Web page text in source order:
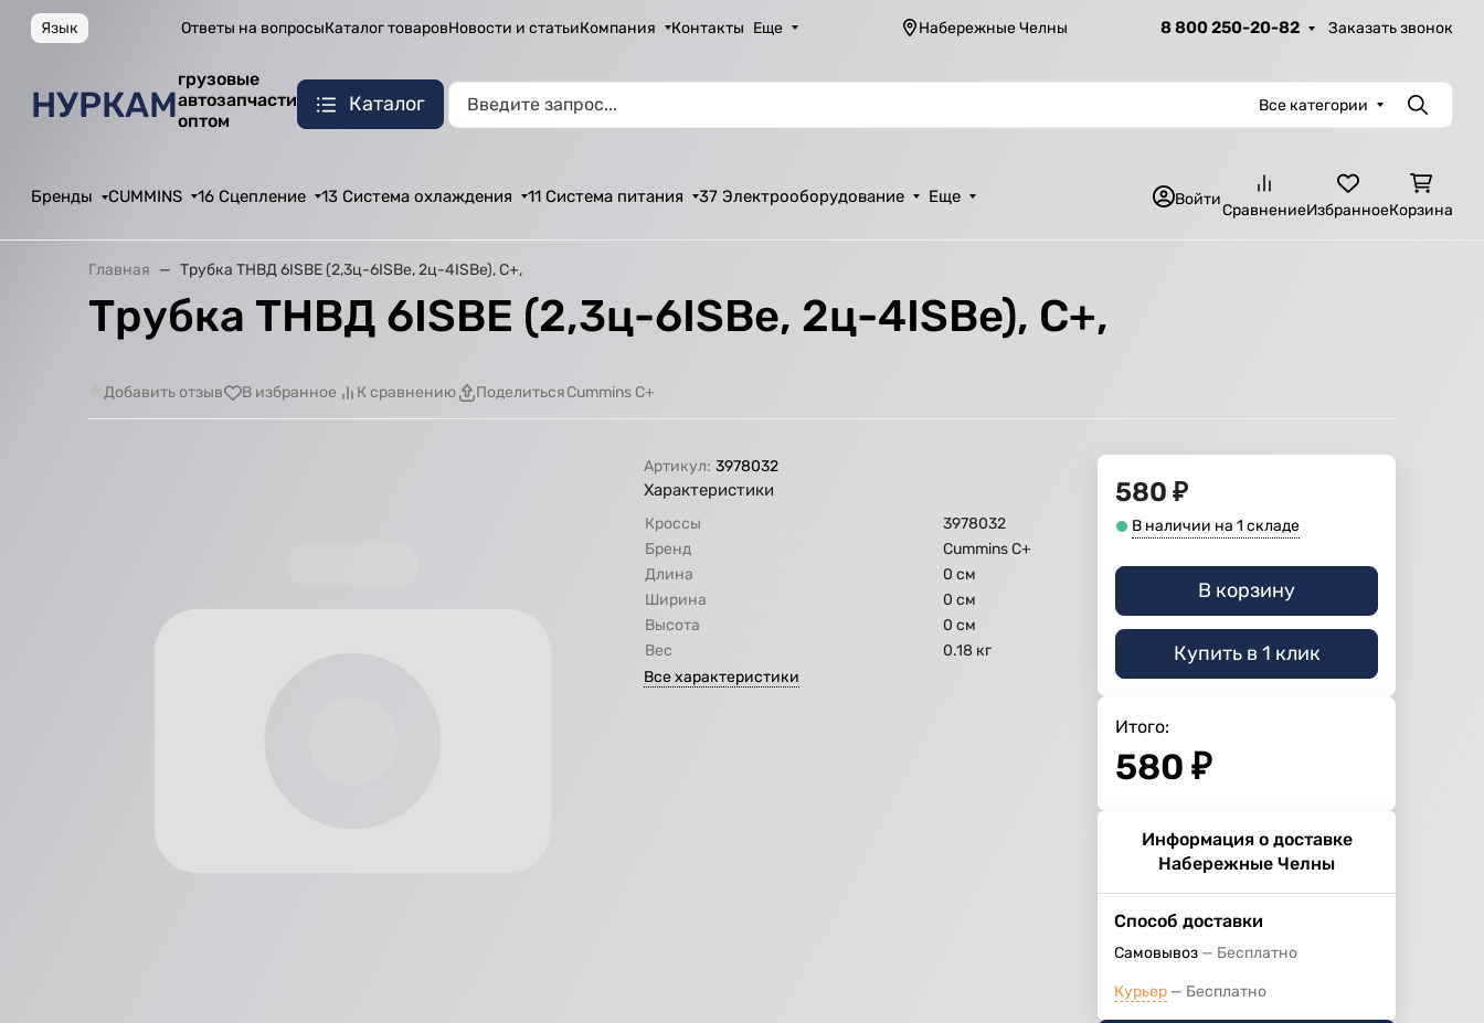
Язык Ответы на вопросыКаталог товаровНовости и статьиКомпания Контакты Еще Набережные Челны 8 800 250-20-82 Заказать звонок
НУРКАМ
грузовые
автозапчасти
оптом
Каталог Все категории Поиск
Бренды CUMMINS 16 Сцепление 13 Система охлаждения 11 Система питания 37 Электрооборудование Еще Войти
СравнениеИзбранноеКорзина
Главная Трубка ТНВД 6ISBE (2,3ц-6ISBe, 2ц-4ISBe), С+,
Трубка ТНВД 6ISBE (2,3ц-6ISBe, 2ц-4ISBe), С+,
Добавить отзыв В избранное К сравнению ПоделитьсяCummins C+
Артикул: 3978032
Характеристики
Кроссы
3978032
Бренд
Cummins C+
Длина
0 см
Ширина
0 см
Высота
0 см
Вес
0.18 кг
Все характеристики
580 ₽
В наличии на 1 складе
В корзину
Купить в 1 клик
Итого:
580 ₽
Информация о доставке
Набережные Челны
Способ доставки
Самовывоз Бесплатно
Курьер Бесплатно